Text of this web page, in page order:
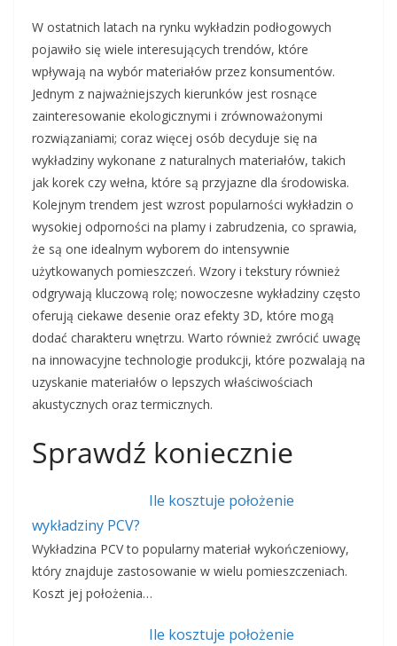
W ostatnich latach na rynku wykładzin podłogowych
pojawiło się wiele interesujących trendów, które
wpływają na wybór materiałów przez konsumentów.
Jednym z najważniejszych kierunków jest rosnące
zainteresowanie ekologicznymi i zrównoważonymi
rozwiązaniami; coraz więcej osób decyduje się na
wykładziny wykonane z naturalnych materiałów, takich
jak korek czy wełna, które są przyjazne dla środowiska.
Kolejnym trendem jest wzrost popularności wykładzin o
wysokiej odporności na plamy i zabrudzenia, co sprawia,
że są one idealnym wyborem do intensywnie
użytkowanych pomieszczeń. Wzory i tekstury również
odgrywają kluczową rolę; nowoczesne wykładziny często
oferują ciekawe desenie oraz efekty 3D, które mogą
dodać charakteru wnętrzu. Warto również zwrócić uwagę
na innowacyjne technologie produkcji, które pozwalają na
uzyskanie materiałów o lepszych właściwościach
akustycznych oraz termicznych.
Sprawdź koniecznie
Ile kosztuje położenie
wykładziny PCV?
Wykładzina PCV to popularny materiał wykończeniowy,
który znajduje zastosowanie w wielu pomieszczeniach.
Koszt jej położenia…
Ile kosztuje położenie